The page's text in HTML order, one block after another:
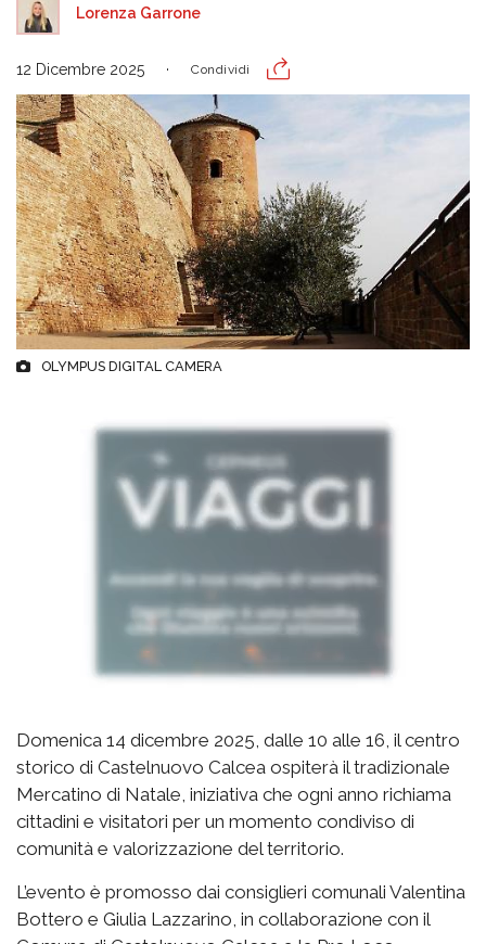
Lorenza Garrone
12 Dicembre 2025 Condividi
OLYMPUS DIGITAL CAMERA
Domenica 14 dicembre 2025, dalle 10 alle 16, il centro
storico di Castelnuovo Calcea ospiterà il tradizionale
Mercatino di Natale, iniziativa che ogni anno richiama
cittadini e visitatori per un momento condiviso di
comunità e valorizzazione del territorio.
L’evento è promosso dai consiglieri comunali Valentina
Bottero e Giulia Lazzarino, in collaborazione con il